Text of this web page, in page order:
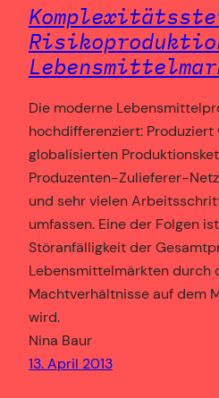
Die moderne
hochdifferenziert: Produziert
globalisierten
Produzenten-Zulieferer-
und sehr vielen
umfassen. Eine der Folgen
Störanfälligkeit der
Lebensmittelmärkten durch
Machtverhältnisse auf dem
wird.
Nina Baur
13. April 2013